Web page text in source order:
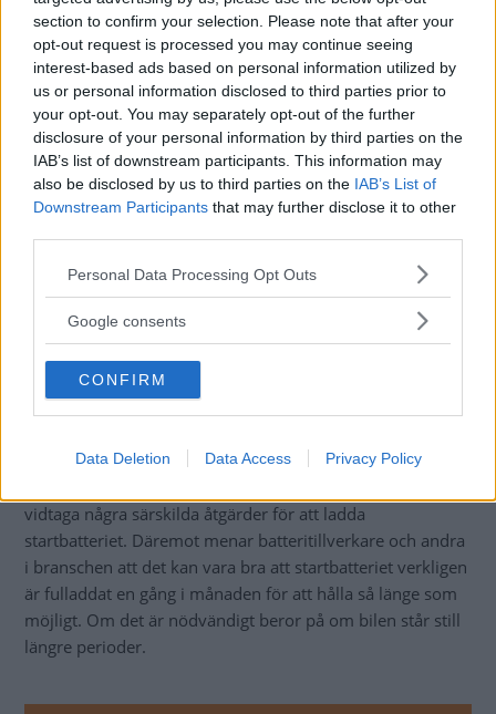
section to confirm your selection. Please note that after your
opt-out request is processed you may continue seeing
interest-based ads based on personal information utilized by
us or personal information disclosed to third parties prior to
your opt-out. You may separately opt-out of the further
disclosure of your personal information by third parties on the
IAB’s list of downstream participants. This information may
also be disclosed by us to third parties on the IAB’s List of
Downstream Participants that may further disclose it to other
Please note that this website/app uses one or more Google
not limited to your visit or usage behaviour. You may click to
use your data for below specified purposes in below Google
consent section.
Personal Data Processing Opt Outs
Google consents
CONFIRM
Data Deletion Data Access Privacy Policy
12-voltsbatteriet vid körning på el? Om inte, hur länge kan
man köra på el innan batteriet måste få laddning igen? Får
12-voltsbatteriet endast sin laddning genom generatorn
kopplad till bensinmotorn och behöver man i så fall köra
bensinmotorn ungefär lika mycket som man kör på el för
att batteriet skall få den laddning det behöver?
Leifh
generatorn och i stället använder en omvandlare som från
högvoltsbatteriet matar 12-voltsbatteriet så snart bilen är i
Så ja, 12-voltsbatteriet laddas också då du laddar
inte ständigt kör extremt korta sträckor utan att koppla
vidtaga några särskilda åtgärder för att ladda
startbatteriet. Däremot menar batteritillverkare och andra
i branschen att det kan vara bra att startbatteriet verkligen
är fulladdat en gång i månaden för att hålla så länge som
möjligt. Om det är nödvändigt beror på om bilen står still
längre perioder.